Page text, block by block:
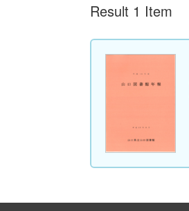
Result 1 Item